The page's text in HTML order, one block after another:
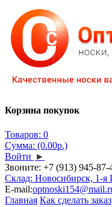
Корзина покупок
Товаров: 0
Сумма: (0.00р.)
Войти ►
Звоните: +7 (913) 945-87-
Склад: Новосибирск, 1-я
E-mail:
Главная Как сделать заказ